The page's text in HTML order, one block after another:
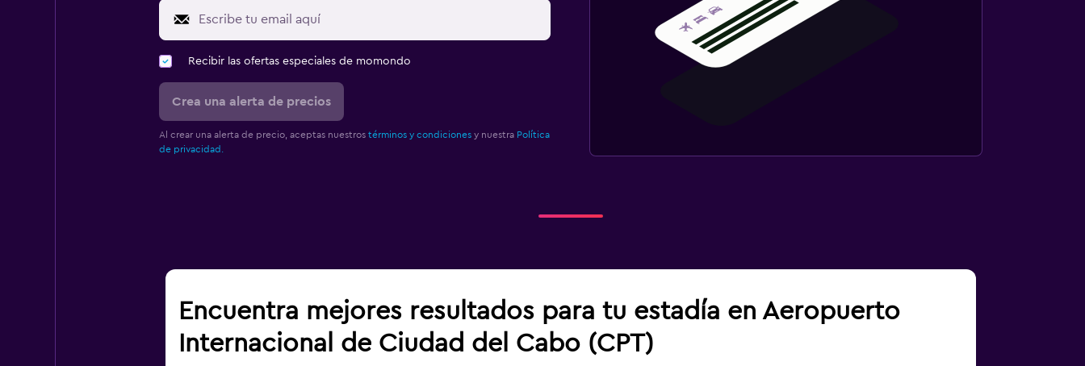
Recibir las ofertas especiales de momondo
Crea una alerta de precios
Al crear una alerta de precio, aceptas nuestros términos y condicionesy nuestra Política
de privacidad.
Encuentra mejores resultados para tu estadía en Aeropuerto
Internacional de Ciudad del Cabo (CPT)